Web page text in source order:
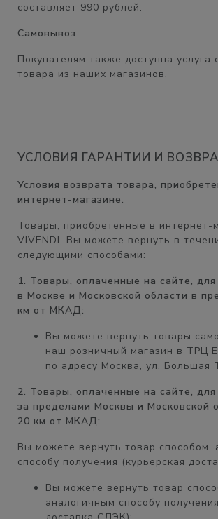
составляет 990 рублей.
Самовывоз
Покупателям также доступна услуга
товара из наших магазинов.
УСЛОВИЯ ГАРАНТИИ И
Условия возврата товара,
интернет-магазине.
Товары, приобретенные в интернет-
VIVENDI, Вы можете вернуть в
следующими способами:
1. Товары, оплаченные на сайте, для
в Москве и Московской области в
км от МКАД:
Вы можете вернуть товары
наш розничный магазин в ТРЦ
по адресу Москва, ул. Большая
2. Товары, оплаченные на сайте, для
за пределами Москвы и Московской
20 км от МКАД:
Вы можете вернуть товар способом,
способу получения (курьерская
Вы можете вернуть товар
аналогичным способу получения